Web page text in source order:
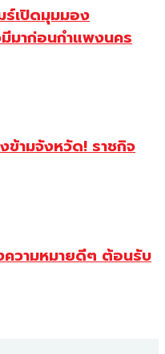
ร์เปิดมุมมอง
มาก่อนกำแพงนคร
ข้ามจังหวัด! ราชกิจ
วามหมายดีๆ ต้อนรับ